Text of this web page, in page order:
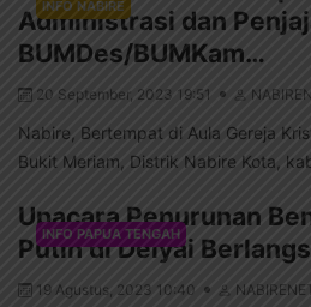
INFO NABIRE
Administrasi dan
BUMDes/BUMKam…
20 September, 2023 19:51
Nabire, Bertempat di Aula Gereja
Bukit Meriam, Distrik Nabire Kota,
INFO PAPUA TENGAH
Upacara Penurunan
Putih di Deiyai
19 Agustus, 2023 10:40